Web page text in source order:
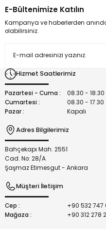
kullanarak tarafımıza
Görüş ve önerileriniz için
Ürün açıklamasında eksik
Bu ürüne benzer farklı
E-Bültenimize Katılın
Kampanya ve haberlerden
olabilirsiniz.
Hizmet Saatlerimiz
Pazartesi - Cuma :
08.30 - 18.30
Cumartesi :
08.30 - 17.30
Pazar :
Kapalı
Adres Bilgilerimiz
Bahçekapı Mah. 2551
Cad. No: 28/A
Şaşmaz Etimesgut - Ankara
Müşteri İletişim
Cep :
+90 532 747
Mağaza :
+90 312 278